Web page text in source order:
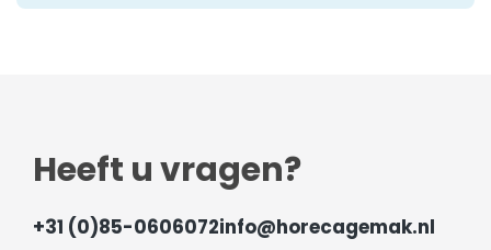
Heeft u vragen?
+31 (0)85-0606072info@horecagemak.nl